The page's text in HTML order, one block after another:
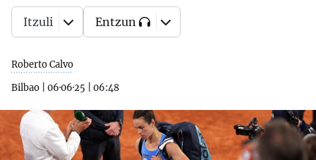
Roberto Calvo
Bilbao
06·06·25 06:48
Itzuli Entzun